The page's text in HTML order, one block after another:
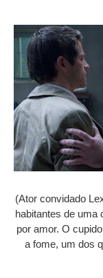
(Ator convidado
habitantes de uma
por amor. O
a fome, um dos